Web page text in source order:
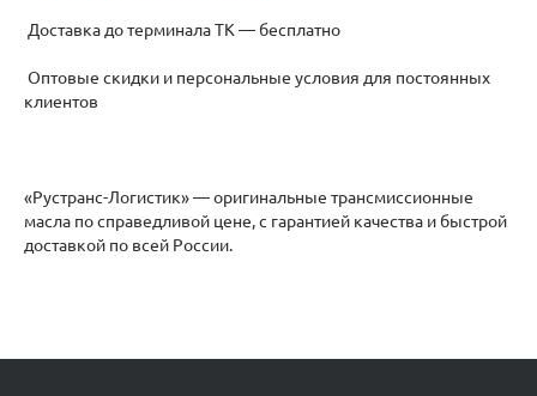
Доставка до терминала ТК — бесплатно
Оптовые скидки и персональные условия для постоянных
клиентов
«Рустранс-Логистик» — оригинальные трансмиссионные
масла по справедливой цене, с гарантией качества и быстрой
доставкой по всей России.